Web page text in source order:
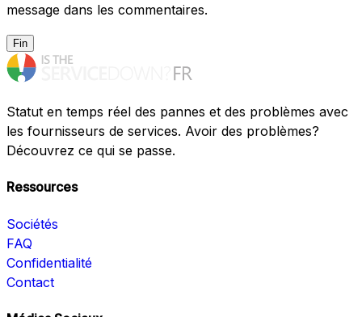
message dans les commentaires.
Fin
Statut en temps réel des pannes et des problèmes avec
les fournisseurs de services. Avoir des problèmes?
Découvrez ce qui se passe.
Ressources
Sociétés
FAQ
Confidentialité
Contact